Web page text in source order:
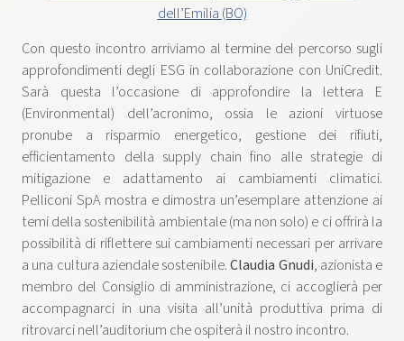
dell’Emilia (BO)
Con questo incontro arriviamo al termine del percorso sugli
approfondimenti degli ESG in collaborazione con UniCredit.
Sarà questa l’occasione di approfondire la lettera E
(Environmental) dell’acronimo, ossia le azioni virtuose
pronube a risparmio energetico, gestione dei rifiuti,
efficientamento della supply chain fino alle strategie di
mitigazione e adattamento ai cambiamenti climatici.
Pelliconi SpA mostra e dimostra un’esemplare attenzione ai
temi della sostenibilità ambientale (ma non solo) e ci offrirà la
possibilità di riflettere sui cambiamenti necessari per arrivare
a una cultura aziendale sostenibile.Claudia Gnudi, azionista e
membro del Consiglio di amministrazione, ci accoglierà per
accompagnarci in una visita all’unità produttiva prima di
ritrovarci nell’auditorium che ospiterà il nostro incontro.